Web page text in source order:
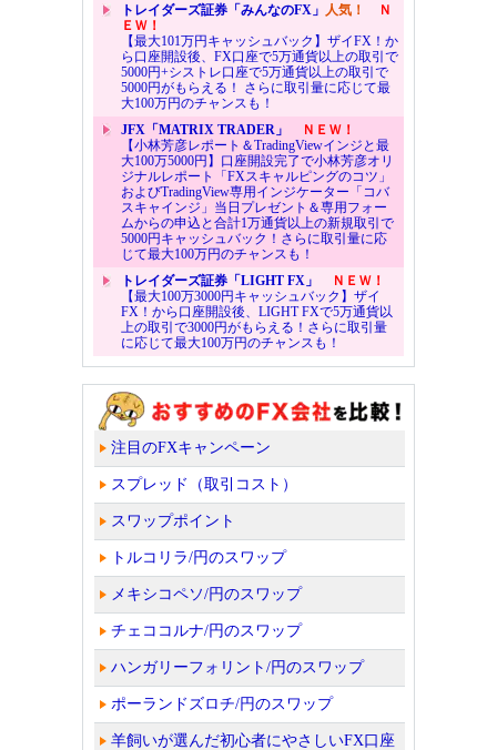
トレイダーズ証券「みんなのFX」 人気！
Ｎ
ＥＷ！
【最大101万円キャッシュバック】ザイFX！か
ら口座開設後、FX口座で5万通貨以上の取引で
5000円+シストレ口座で5万通貨以上の取引で
5000円がもらえる！ さらに取引量に応じて最
大100万円のチャンスも！
JFX「MATRIX TRADER」
ＮＥＷ！
【小林芳彦レポート＆TradingViewインジと最
大100万5000円】口座開設完了で小林芳彦オリ
ジナルレポート「FXスキャルピングのコツ」
およびTradingView専用インジケーター「コバ
スキャインジ」当日プレゼント＆専用フォー
ムからの申込と合計1万通貨以上の新規取引で
5000円キャッシュバック！さらに取引量に応
じて最大100万円のチャンスも！
トレイダーズ証券「LIGHT FX」
ＮＥＷ！
【最大100万3000円キャッシュバック】ザイ
FX！から口座開設後、LIGHT FXで5万通貨以
上の取引で3000円がもらえる！さらに取引量
に応じて最大100万円のチャンスも！
注目のFXキャンペーン
スプレッド（取引コスト）
スワップポイント
トルコリラ/円のスワップ
メキシコペソ/円のスワップ
チェココルナ/円のスワップ
ハンガリーフォリント/円のスワップ
ポーランドズロチ/円のスワップ
羊飼いが選んだ初心者にやさしいFX口座